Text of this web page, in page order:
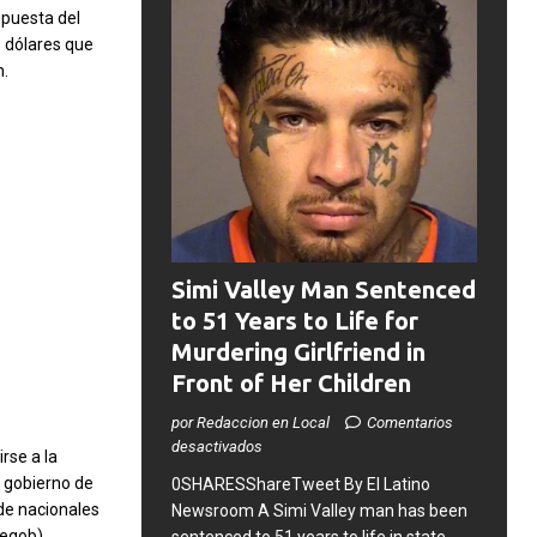
del
dólares que
a la
de
nacionales
Simi Valley Man Sentenced
to 51 Years to Life for
Murdering Girlfriend in
Front of Her Children
por Redaccion en Local
Comentarios
desactivados
0SHARESShareTweet ​By El Latino
Newsroom ​A Simi Valley man has been